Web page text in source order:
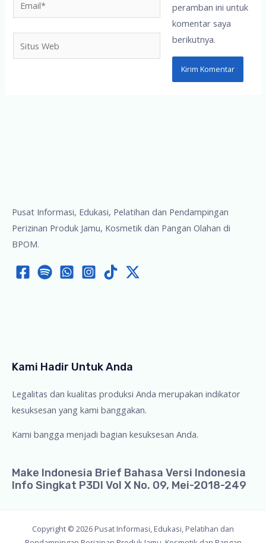
Web
peramban ini untuk
komentar saya
berikutnya.
Pusat Informasi, Edukasi, Pelatihan dan Pendampingan
Perizinan Produk Jamu, Kosmetik dan Pangan Olahan di
BPOM.
Kami Hadir Untuk Anda
Legalitas dan kualitas produksi Anda merupakan indikator
kesuksesan yang kami banggakan.
Kami bangga menjadi bagian kesuksesan Anda.
Make Indonesia Brief Bahasa Versi Indonesia
Info Singkat P3DI Vol X No. 09, Mei-2018-249
Copyright © 2026 Pusat Informasi, Edukasi, Pelatihan dan